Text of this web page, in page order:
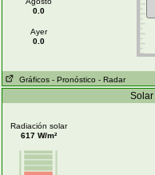
0.0
Ayer
0.0
Gráficos - Pronóstico - Radar
Solar
Radiación solar
617 W/m²